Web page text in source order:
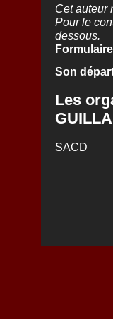
Cet auteur
Pour le
dessous.
Son
Les
SACD